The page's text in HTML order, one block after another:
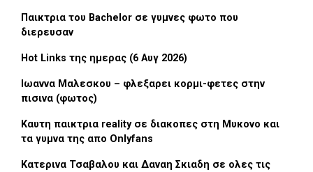
Παικτρια του Bachelor σε γυμνες φωτο που
διερευσαν
Hot Links της ημερας (6 Αυγ 2026)
Ιωαννα Μαλεσκου – φλεξαρει κορμι-φετες στην
πισινα (φωτος)
Καυτη παικτρια reality σε διακοπες στη Μυκονο και
τα γυμνα της απο Onlyfans
Κατερινα Τσαβαλου και Δαναη Σκιαδη σε ολες τις